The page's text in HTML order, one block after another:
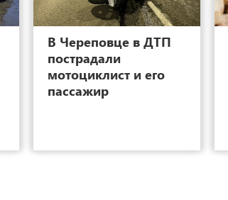
26 14
В Череповце в ДТП
пострадали
мотоциклист и его
пассажир